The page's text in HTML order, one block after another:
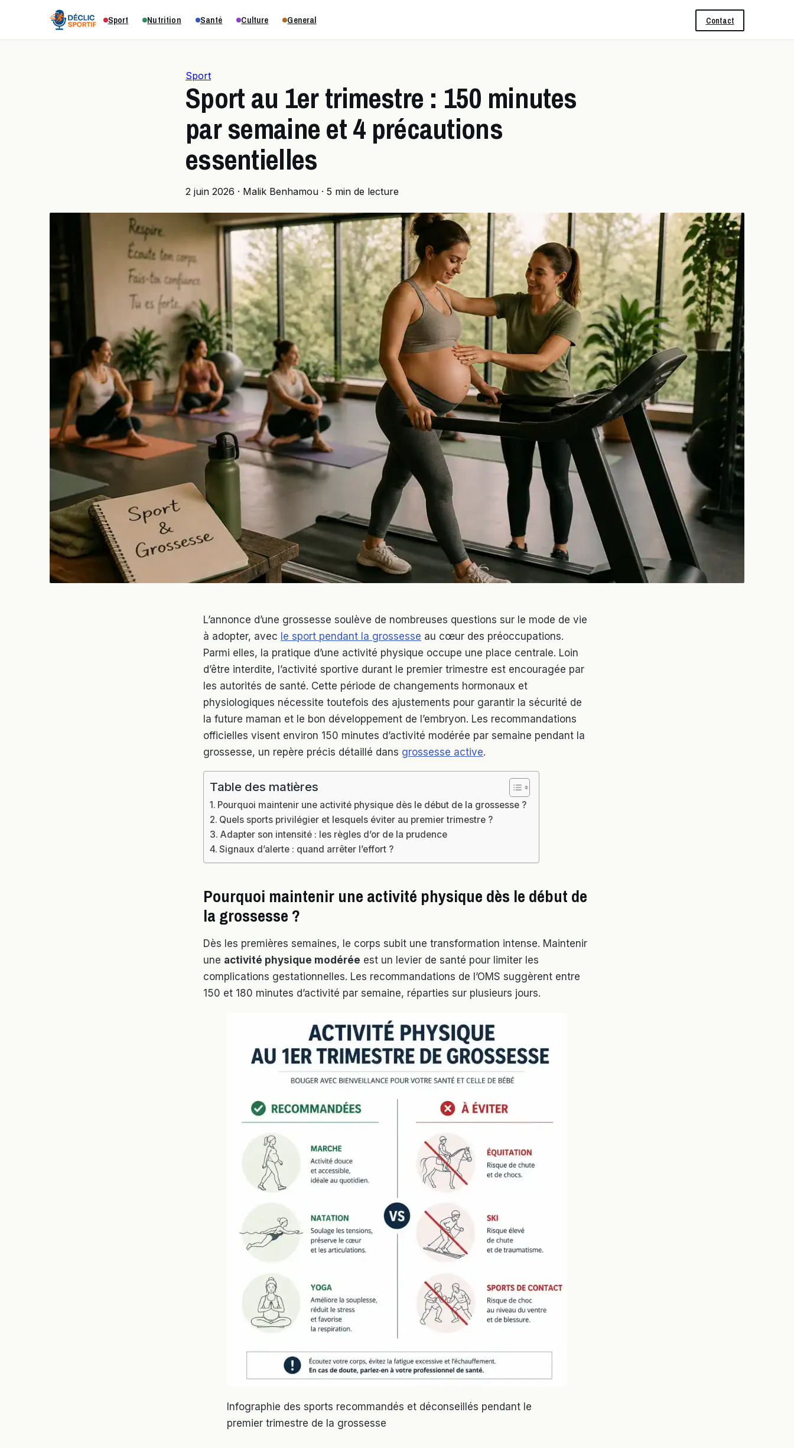
Sport Nutrition Santé Culture General Contact
Sport
Sport au 1er trimestre : 150 minutes
par semaine et 4 précautions
essentielles
2 juin 2026 · Malik Benhamou · 5 min de lecture
L’annonce d’une grossesse soulève de nombreuses questions sur le mode de vie
à adopter, avec le sport pendant la grossesse au cœur des préoccupations.
Parmi elles, la pratique d’une activité physique occupe une place centrale. Loin
d’être interdite, l’activité sportive durant le premier trimestre est encouragée par
les autorités de santé. Cette période de changements hormonaux et
physiologiques nécessite toutefois des ajustements pour garantir la sécurité de
la future maman et le bon développement de l’embryon. Les recommandations
officielles visent environ 150 minutes d’activité modérée par semaine pendant la
grossesse, un repère précis détaillé dans grossesse active.
Table des matières
Pourquoi maintenir une activité physique dès le début de la grossesse ?
Quels sports privilégier et lesquels éviter au premier trimestre ?
Adapter son intensité : les règles d’or de la prudence
Signaux d’alerte : quand arrêter l’effort ?
Pourquoi maintenir une activité physique dès le début de
la grossesse ?
Dès les premières semaines, le corps subit une transformation intense. Maintenir
une activité physique modérée est un levier de santé pour limiter les
complications gestationnelles. Les recommandations de l’OMS suggèrent entre
150 et 180 minutes d’activité par semaine, réparties sur plusieurs jours.
Infographie des sports recommandés et déconseillés pendant le
premier trimestre de la grossesse